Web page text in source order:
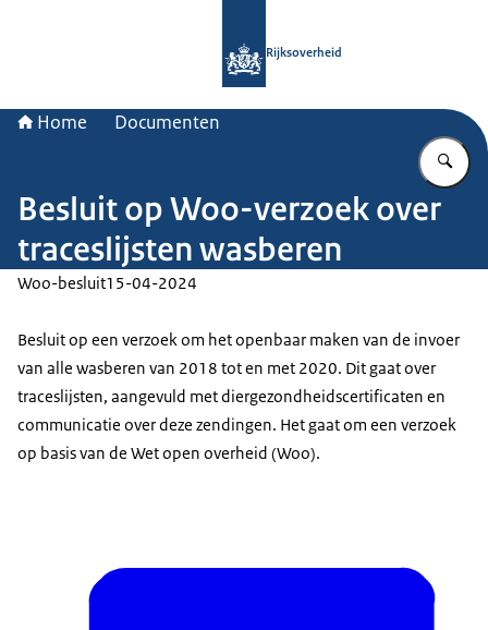
Rijksoverheid
Home Documenten
Besluit op Woo-verzoek over
traceslijsten wasberen
Woo-besluit15-04-2024
Besluit op een verzoek om het openbaar maken van de invoer
van alle wasberen van 2018 tot en met 2020. Dit gaat over
traceslijsten, aangevuld met diergezondheidscertificaten en
communicatie over deze zendingen. Het gaat om een verzoek
op basis van de Wet open overheid (Woo).